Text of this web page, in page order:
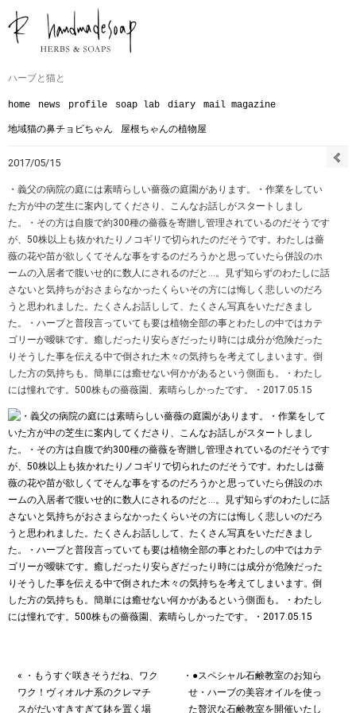
ハーブと猫と
home news profile soap lab diary mail magazine
地域猫の鼻チョビちゃん 屋根ちゃんの植物屋
2017/05/15
・義父の病院の庭には素晴らしい薔薇の庭園があります。・作業をしてい
た方が中の芝生に案内してくださり、こんなお話しがスタートしまし
た。・その方は自腹で約300種の薔薇を寄贈し管理されているのだそうです
が、50株以上も抜かれたりノコギリで切られたのだそうです。わたしは薔
薇の花や苗が欲しくてそんな事をするのだろうかと思っていたら併設のホ
ームの入居者で腹いせ的に数人にされるのだと…。見ず知らずのわたしに話
さないと気持ちがおさまらなかったくらいその方には悔しく悲しいのだろ
うと思われました。たくさんお話しして、たくさん写真をいただきまし
た。・ハーブと普段言っていても要は植物全部の事とわたしの中ではカテ
ゴリーが曖昧です。癒しだったり安らぎだったり時には成分が危険だった
りそうした事を伝える中で倒された木々の気持ちを考えてしまいます。倒
した方の気持ちも。簡単には癒せない何かがあるという側面も。・わたし
には憧れです。500株もの薔薇園、素晴らしかったです。・2017.05.15
« ・もうすぐ咲きそうだね、ワク
ワク！ヴィオルナ系のクレマチ
スがだいすきすぎて鉢を置く場
・●スペシャル石鹸教室のお知ら
せ・ハーブの美容オイルを使っ
た贅沢な石鹸教室を開催いたし